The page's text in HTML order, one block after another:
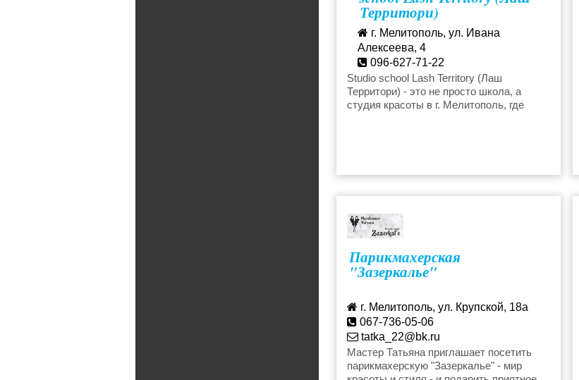
Спа процедуры
Тату
Наращивание ногтей
Территори)
г. Мелитополь, ул. Ивана
Алексеева, 4
096-627-71-22
Plaksinaksu@mail.ru
Studio school Lash Territory (Лаш
Территори) - это не просто школа, а
студия красоты в г. Мелитополь, где
Парикмахерская
"Зазеркалье"
г. Мелитополь, ул. Крупской, 18а
067-736-05-06
tatka_22@bk.ru
Мастер Татьяна приглашает посетить
парикмахерскую "Зазеркалье" - мир